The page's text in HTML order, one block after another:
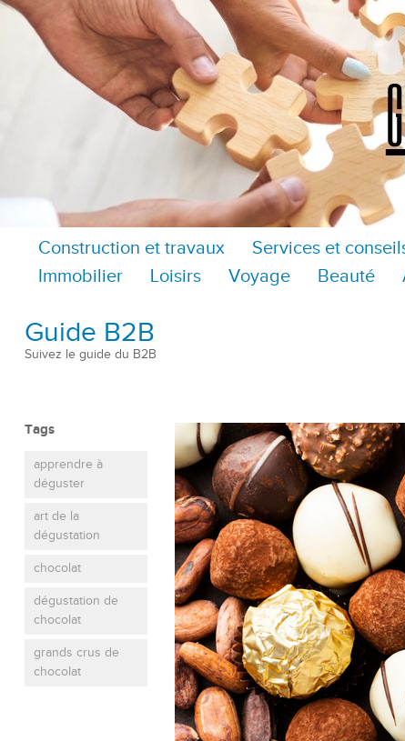
Construction et travaux Services et
Immobilier
Loisirs Voyage Beauté
Guide B2B
Suivez le guide du B2B
Tags
apprendre à
déguster
art de la
dégustation
chocolat
dégustation de
chocolat
grands crus de
chocolat